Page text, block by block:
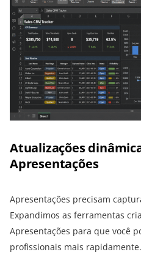
Atualizações
Apresentações
Apresentações precisam
Expandimos as ferramentas
Apresentações para que você
profissionais mais rapidamente.